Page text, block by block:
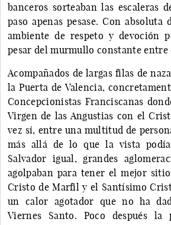
banceros sorteaban las escaleras
paso apenas pesase. Con
ambiente de respeto y devoción
pesar del murmullo constante entre
Acompañados de largas filas de
la Puerta de Valencia,
Concepcionistas Franciscanas
Virgen de las Angustias con el
vez sí, entre una multitud de
más allá de lo que la vista
Salvador igual, grandes
agolpaban para tener el mejor
Cristo de Marfil y el Santísimo
un calor agotador que no ha
Viernes Santo. Poco después la